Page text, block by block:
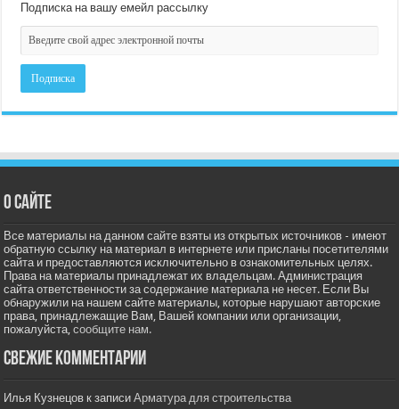
Подписка на вашу емейл рассылку
О сайте
Все материалы на данном сайте взяты из открытых источников - имеют
обратную ссылку на материал в интернете или присланы посетителями
сайта и предоставляются исключительно в ознакомительных целях.
Права на материалы принадлежат их владельцам. Администрация
сайта ответственности за содержание материала не несет. Если Вы
обнаружили на нашем сайте материалы, которые нарушают авторские
права, принадлежащие Вам, Вашей компании или организации,
пожалуйста,сообщите нам.
Свежие комментарии
Илья Кузнецов к записиАрматура для строительства